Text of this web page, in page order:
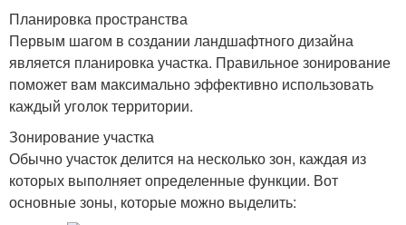
Планировка пространства
Первым шагом в создании ландшафтного дизайна
является планировка участка. Правильное зонирование
поможет вам максимально эффективно использовать
каждый уголок территории.
Зонирование участка
Обычно участок делится на несколько зон, каждая из
которых выполняет определенные функции. Вот
основные зоны, которые можно выделить: